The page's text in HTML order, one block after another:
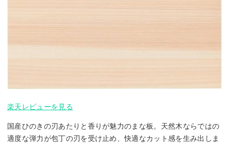
楽天レビューを見る
国産ひのきの刃あたりと香りが魅力のまな板。天然木ならではの
適度な弾力が包丁の刃を受け止め、快適なカット感を生み出しま